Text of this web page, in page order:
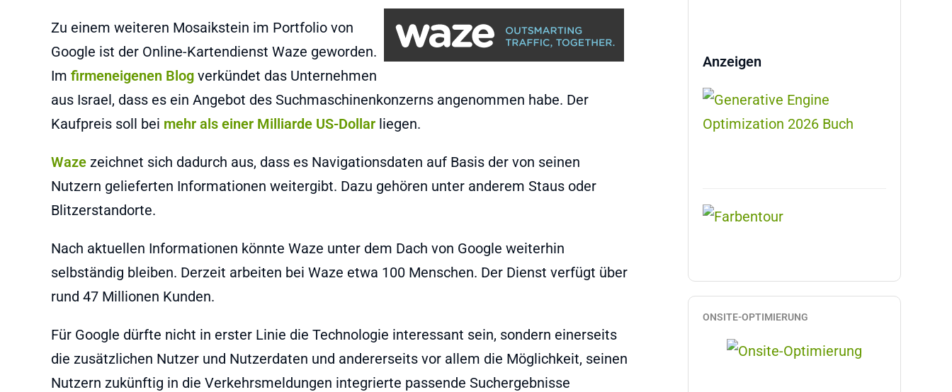
Zu einem weiteren Mosaikstein im Portfolio von
Google ist der Online-Kartendienst Waze geworden.
Im firmeneigenen Blog verkündet das Unternehmen
aus Israel, dass es ein Angebot des Suchmaschinenkonzerns angenommen habe. Der
Kaufpreis soll bei mehr als einer Milliarde US-Dollar liegen.
Waze zeichnet sich dadurch aus, dass es Navigationsdaten auf Basis der von seinen
Nutzern gelieferten Informationen weitergibt. Dazu gehören unter anderem Staus oder
Blitzerstandorte.
Nach aktuellen Informationen könnte Waze unter dem Dach von Google weiterhin
selbständig bleiben. Derzeit arbeiten bei Waze etwa 100 Menschen. Der Dienst verfügt über
rund 47 Millionen Kunden.
Für Google dürfte nicht in erster Linie die Technologie interessant sein, sondern einerseits
die zusätzlichen Nutzer und Nutzerdaten und andererseits vor allem die Möglichkeit, seinen
Nutzern zukünftig in die Verkehrsmeldungen integrierte passende Suchergebnisse
Anzeigen
ONSITE-OPTIMIERUNG